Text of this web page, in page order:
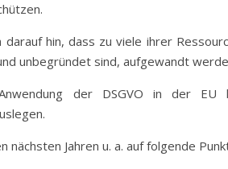
hin, dass zu viele ihrer
unbegründet sind, aufgewandt
der DSGVO in der
nächsten Jahren u. a. auf folgende